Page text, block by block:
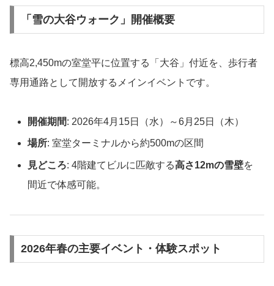
「雪の大谷ウォーク」開催概要
標高2,450mの室堂平に位置する「大谷」付近を、歩行者
専用通路として開放するメインイベントです。
開催期間: 2026年4月15日（水）～6月25日（木）
場所: 室堂ターミナルから約500mの区間
見どころ: 4階建てビルに匹敵する高さ12mの雪壁を
間近で体感可能。
2026年春の主要イベント・体験スポット